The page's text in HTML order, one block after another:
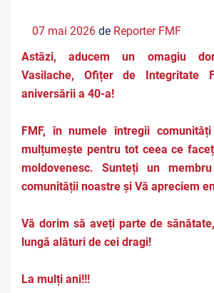
07 mai 2026 de Reporter FMF
Astăzi, aducem un omagiu
Vasilache, Ofițer de Integritate
aniversării a 40-a!
FMF, în numele întregii
mulțumește pentru tot ceea ce
moldovenesc. Sunteți un
comunității noastre și Vă apreciem
Vă dorim să aveți parte de
lungă alături de cei dragi!
La mulți ani!!!